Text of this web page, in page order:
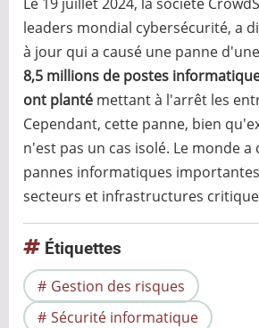
leaders mondial cybersécurité, a
à jour qui a causé une panne
8,5 millions de postes
ont planté mettant à l'arrêt les
Cependant, cette panne, bien
n'est pas un cas isolé. Le monde
pannes informatiques
secteurs et infrastructures
Étiquettes
Gestion des risques
Sécurité informatique